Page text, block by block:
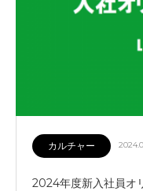
カルチャー
2024年度新入社員オ